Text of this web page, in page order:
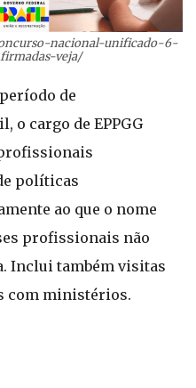
nacional-unificado-6-
veja/
de
o cargo de EPPGG
políticas
ao que o nome
profissionais não
Inclui também visitas
com ministérios.